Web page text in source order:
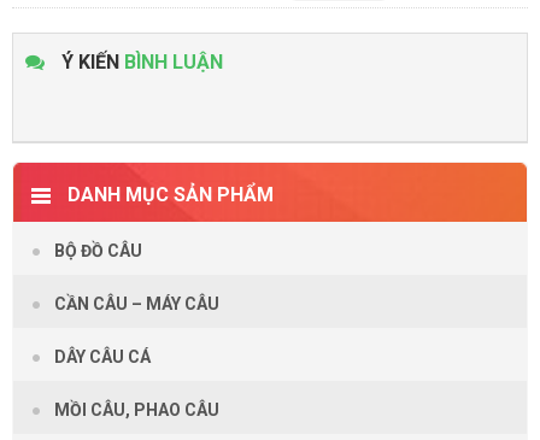
Ý KIẾN BÌNH LUẬN
DANH MỤC SẢN PHẨM
BỘ ĐỒ CÂU
CẦN CÂU – MÁY CÂU
DÂY CÂU CÁ
MỒI CÂU, PHAO CÂU